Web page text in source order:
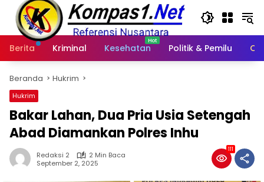
Langsung
konten
Berita
Kriminal Kesehatan Politik & Pemilu
Beranda Hukrim
Hukrim
Bakar Lahan, Dua Pria Usia Setengah
Abad Diamankan Polres Inhu
Redaksi 2
2 Min Baca
September 2, 2025
111